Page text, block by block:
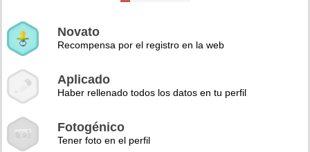
Novato
Recompensa por el registro en la web
Aplicado
Haber rellenado todos los datos en tu perfil
Fotogénico
Tener foto en el perfil